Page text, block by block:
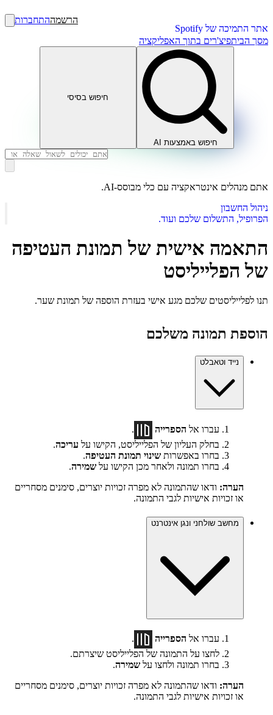
אתר התמיכה של Spotify
הרשמההתחברות
מסך הביתפיצ'רים בתוך האפליקציה
חיפוש באמצעות AI
חיפוש בסיסי
אתם מנהלים אינטראקציה עם כלי מבוסס-AI.
ניהול החשבון
הפרופיל, התשלום שלכם ועוד.
התאמה אישית של תמונת העטיפה
של הפלייליסט
תנו לפלייליסטים שלכם מגע אישי בעזרת הוספה של תמונת שער.
הוספת תמונה משלכם
נייד וטאבלט
עברו אל הספרייה
.
בחלק העליון של הפלייליסט, הקישו על עריכה.
בחרו באפשרות שינוי תמונת העטיפה.
בחרו תמונה ולאחר מכן הקישו על שמירה.
הערה: ודאו שהתמונה לא מפרה זכויות יוצרים, סימנים מסחריים
או זכויות אישיות לגבי התמונה.
מחשב שולחני ונגן אינטרנט
עברו אל הספרייה
.
לחצו על התמונה של הפלייליסט שיצרתם.
בחרו תמונה ולחצו על שמירה.
הערה: ודאו שהתמונה לא מפרה זכויות יוצרים, סימנים מסחריים
או זכויות אישיות לגבי התמונה.